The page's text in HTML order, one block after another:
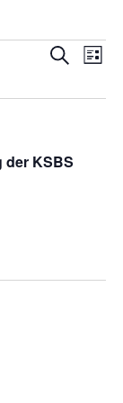
Suche
Liste
der KSBS